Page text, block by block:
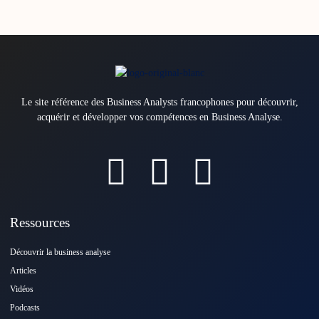
Le site référence des Business Analysts francophones pour découvrir,
acquérir et développer vos compétences en Business Analyse.
Ressources
Découvrir la business analyse
Articles
Vidéos
Podcasts